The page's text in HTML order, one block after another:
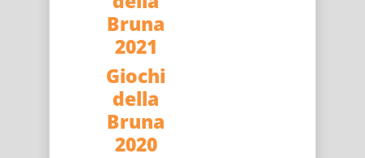
Bruna
2021
Giochi
della
Bruna
2020